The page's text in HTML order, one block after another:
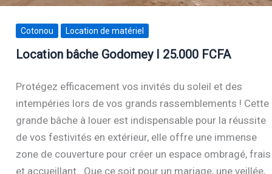
Cotonou Location de matériel
Location bâche Godomey I 25.000 FCFA
Protégez efficacement vos invités du soleil et des
intempéries lors de vos grands rassemblements ! Cette
grande bâche à louer est indispensable pour la réussite
de vos festivités en extérieur, elle offre une immense
zone de couverture pour créer un espace ombragé, frais
et accueillant. Que ce soit pour un mariage, une veillée,